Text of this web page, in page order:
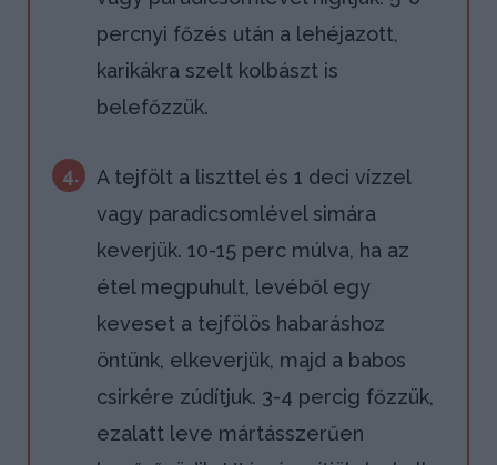
percnyi főzés után a lehéjazott,
karikákra szelt kolbászt is
belefőzzük.
4.
A tejfölt a liszttel és 1 deci vízzel
vagy paradicsomlével simára
keverjük. 10-15 perc múlva, ha az
étel megpuhult, levéből egy
keveset a tejfölös habaráshoz
öntünk, elkeverjük, majd a babos
csirkére zúdítjuk. 3-4 percig főzzük,
ezalatt leve mártásszerűen